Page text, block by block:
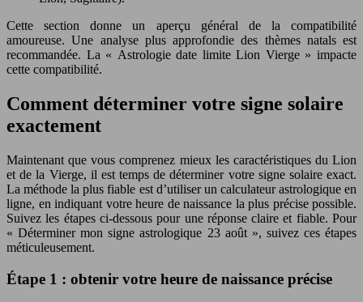
Cette section donne un aperçu général de la compatibilité
amoureuse. Une analyse plus approfondie des thèmes natals est
recommandée. La « Astrologie date limite Lion Vierge » impacte
cette compatibilité.
Comment déterminer votre signe solaire
exactement
Maintenant que vous comprenez mieux les caractéristiques du Lion
et de la Vierge, il est temps de déterminer votre signe solaire exact.
La méthode la plus fiable est d’utiliser un calculateur astrologique en
ligne, en indiquant votre heure de naissance la plus précise possible.
Suivez les étapes ci-dessous pour une réponse claire et fiable. Pour
« Déterminer mon signe astrologique 23 août », suivez ces étapes
méticuleusement.
Étape 1 : obtenir votre heure de naissance précise